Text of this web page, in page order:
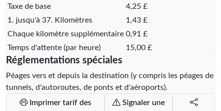
Taxe de base
4,25 £
1. jusqu'à 37. Kilomètres
1,43 £
Chaque kilomètre supplémentaire 0,91 £
Temps d'attente (par heure)
15,00 £
Réglementations spéciales
Péages vers et depuis la destination (y compris les péages de
tunnels, d'autoroutes, de ponts et d'aéroports).
Imprimer tarif des
Signaler une